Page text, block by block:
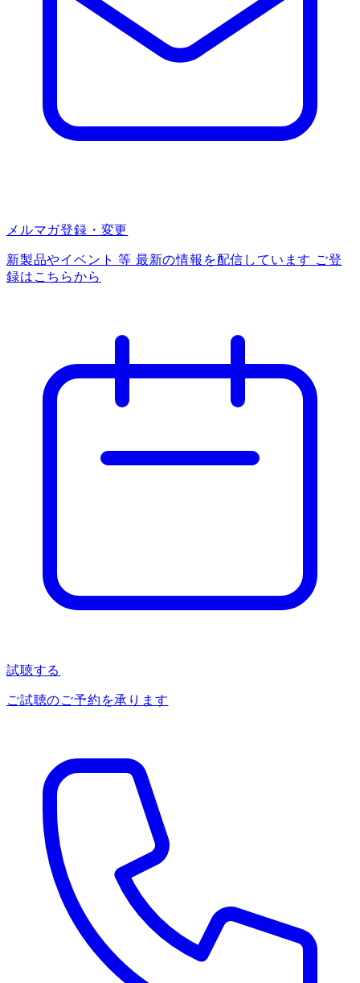
メルマガ登録・変更
新製品やイベント 等 最新の情報を配信しています ご登
録はこちらから
試聴する
ご試聴のご予約を承ります